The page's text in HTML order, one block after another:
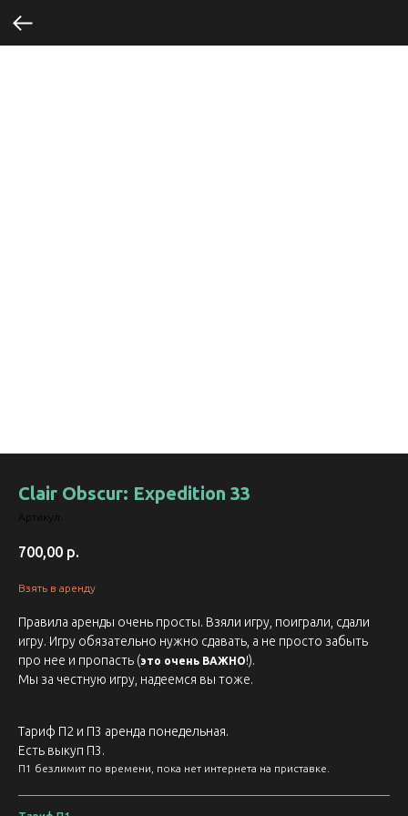
Clair Obscur: Expedition 33
Артикул:
700,00 р.
Взять в аренду
Правила аренды очень просты. Взяли игру, поиграли, сдали
игру. Игру обязательно нужно сдавать, а не просто забыть
про нее и пропасть (это очень ВАЖНО!).
Мы за честную игру, надеемся вы тоже.
Тариф П2 и П3 аренда понедельная.
Есть выкуп П3.
П1 безлимит по времени, пока нет интернета на приставке.